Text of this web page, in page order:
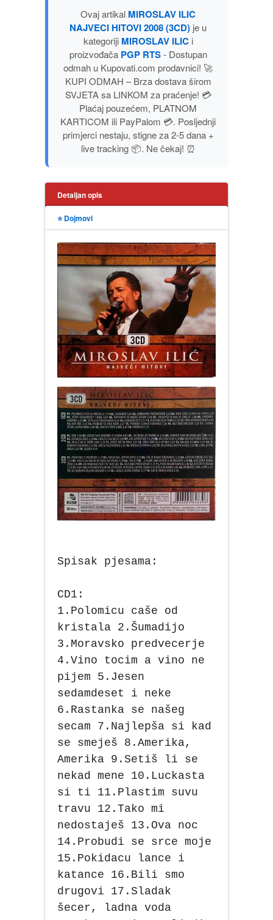
POEZIJA
POPULARNA PSIHOLOGIJA
PRIČE
PUBLICISTIKA
PUTOPISI
TEORIJE ZAVERE
TINEJDŽ
TRILERI
UMETNOST
Ovaj artikal MIROSLAV ILIC
NAJVECI HITOVI 2008 (3CD) je u
kategoriji MIROSLAV ILICi
proizvođača PGP RTS- Dostupan
odmah u Kupovati.com prodavnici! 🚀
KUPI ODMAH – Brza dostava širom
SVJETA sa LINKOM za praćenje! 💳
Plaćaj pouzećem, PLATNOM
KARTICOM ili PayPalom 💳. Posljednji
primjerci nestaju, stigne za 2-5 dana +
live tracking 📦. Ne čekaj! ⏰
Detaljan opis
⭐ Dojmovi
Spisak pjesama:
CD1:
1.Polomicu caše od
kristala 2.Šumadijo
3.Moravsko predvecerje
4.Vino tocim a vino ne
pijem 5.Jesen
sedamdeset i neke
6.Rastanka se našeg
secam 7.Najlepša si kad
se smeješ 8.Amerika,
Amerika 9.Setiš li se
nekad mene 10.Luckasta
si ti 11.Plastim suvu
travu 12.Tako mi
nedostaješ 13.Ova noc
14.Probudi se srce moje
15.Pokidacu lance i
katance 16.Bili smo
drugovi 17.Sladak
šecer, ladna voda